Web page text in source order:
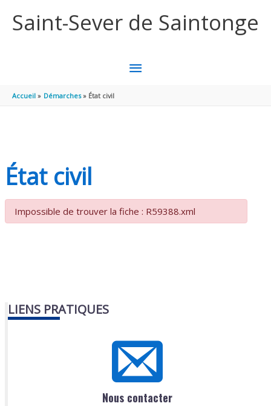
Saint-Sever de Saintonge
MENU
Accueil Démarches État civil
État civil
Impossible de trouver la fiche : R59388.xml
LIENS PRATIQUES
Nous contacter